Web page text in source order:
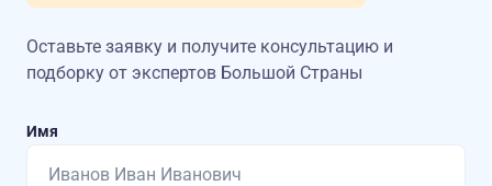
Оставьте заявку и получите консультацию и
подборку от экспертов Большой Страны
Имя